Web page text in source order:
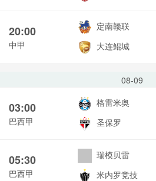
20:00
中甲
定南赣联
大连鲲城
08-09
03:00
巴西甲
格雷米奥
圣保罗
05:30
巴西甲
瑞模贝雷
米内罗竞技